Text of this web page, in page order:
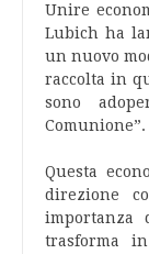
Unire
Lubich ha
un nuovo
raccolta in
sono
Comunione”.
Questa
direzione
importanza
trasforma